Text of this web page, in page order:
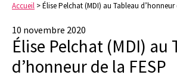
Accueil >Élise Pelchat (MDI) au Tableau d’honneur
10 novembre 2020
Élise Pelchat (MDI) au
d’honneur de la FESP